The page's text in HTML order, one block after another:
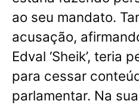
ao seu mandato.
acusação,
Edval ‘Sheik’, teria
para cessar
parlamentar. Na